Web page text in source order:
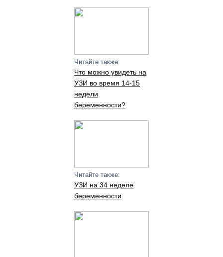
Читайте также:
Что можно увидеть на
УЗИ во время 14-15
недели
беременности?
Читайте также:
УЗИ на 34 неделе
беременности